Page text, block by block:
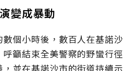
變成暴動
個小時後，數百人在基諾沙
籲結束全美警察的野蠻行徑
並在基諾沙市的街道持續示